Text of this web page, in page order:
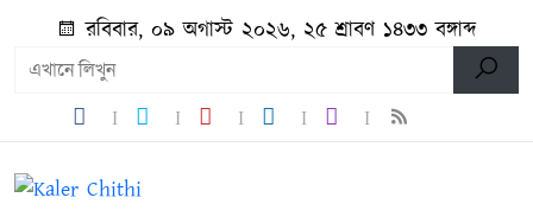
রবিবার, ০৯ অগাস্ট ২০২৬, ২৫ শ্রাবণ ১৪৩৩ বঙ্গাব্দ